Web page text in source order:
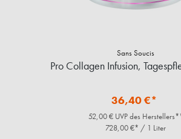
Sans Soucis
Pro Collagen Infusion,
36,40 €*
52,00 € UVP des
728,00 €* / 1 Liter